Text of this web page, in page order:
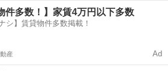
沼宮内駅 収納家具
件多数！】家賃4万円以下多数
シ】賃貸物件多数掲載！
産 Ad